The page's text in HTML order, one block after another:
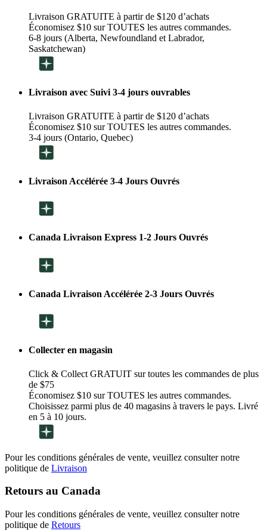
Livraison GRATUITE à partir de $120 d’achats
Économisez $10 sur TOUTES les autres commandes.
6-8 jours (Alberta, Newfoundland et Labrador,
Saskatchewan)
Livraison avec Suivi 3-4 jours ouvrables
Livraison GRATUITE à partir de $120 d’achats
Économisez $10 sur TOUTES les autres commandes.
3-4 jours (Ontario, Quebec)
Livraison Accélérée 3-4 Jours Ouvrés
Canada Livraison Express 1-2 Jours Ouvrés
Canada Livraison Accélérée 2-3 Jours Ouvrés
Collecter en magasin
Click & Collect GRATUIT sur toutes les commandes de plus
de $75
Économisez $10 sur TOUTES les autres commandes.
Choisissez parmi plus de 40 magasins à travers le pays. Livré
en 5 à 10 jours.
Pour les conditions générales de vente, veuillez consulter notre
politique de Livraison
Retours au Canada
Pour les conditions générales de vente, veuillez consulter notre
politique de Retours